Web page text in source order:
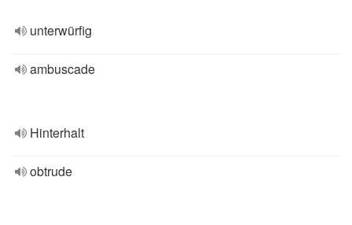
unterwürfig
ambuscade
Hinterhalt
obtrude